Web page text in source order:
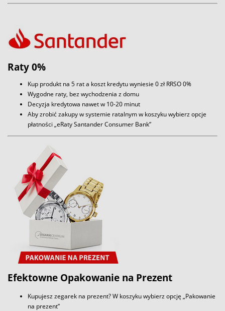
Raty 0%
Kup produkt na 5 rat a koszt kredytu wyniesie 0 zł RRSO 0%
Wygodne raty, bez wychodzenia z domu
Decyzja kredytowa nawet w 10-20 minut
Aby zrobić zakupy w systemie ratalnym w koszyku wybierz opcje
płatności „eRaty Santander Consumer Bank”
Efektowne Opakowanie na Prezent
Kupujesz zegarek na prezent? W koszyku wybierz opcję „Pakowanie
na prezent”